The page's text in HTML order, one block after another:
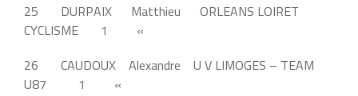
25 DURPAIX Matthieu ORLEANS LOIRET
CYCLISME 1 «
26 CAUDOUX Alexandre U V LIMOGES – TEAM
U87 1 «